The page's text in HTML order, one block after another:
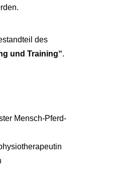
des
und Training“.
Mensch-Pferd-